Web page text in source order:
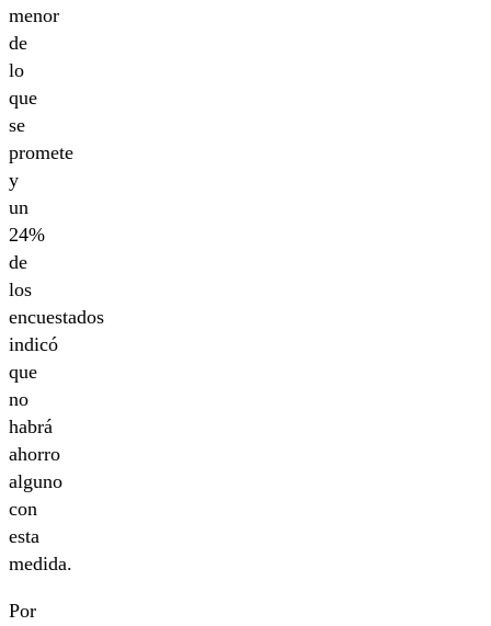
menor
de
lo
que
se
promete
y
un
24%
de
los
encuestados
indicó
que
no
habrá
ahorro
alguno
con
esta
medida.
Por